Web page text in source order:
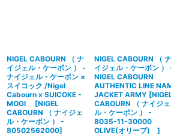
NIGEL CABOURN （ ナ
イジェル・ケーボン ） -
ナイジェル・ケーボン ×
スイコック /Nigel
Cabourn x SUICOKE -
MOGI
[NIGEL
CABOURN （ ナイジェ
ル・ケーボン ） -
80502562000]
NIGEL CABOURN （ ナ
イジェル・ケーボン ）
NIGEL CABOURN
AUTHENTIC LINE
JACKET ARMY [
CABOURN （ ナイジェ
ル・ケーボン ） -
8035-11-30000
OLIVE(オリーブ) ]